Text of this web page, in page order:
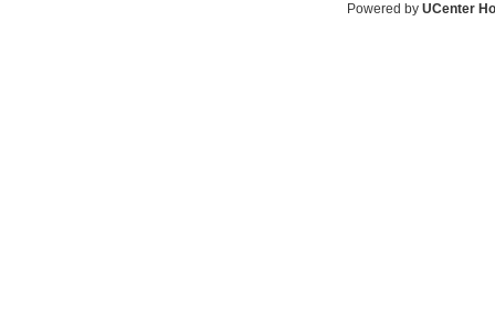
Powered by UCenter